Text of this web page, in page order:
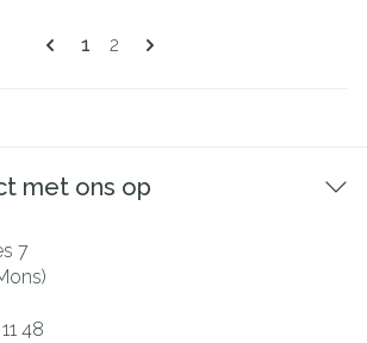
Pagina's
U lees momenteel pagina
1 Pagina
2
met ons op
7
48